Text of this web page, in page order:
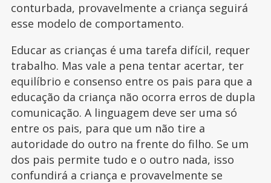
conturbada, provavelmente a criança seguirá
esse modelo de comportamento.
Educar as crianças é uma tarefa difícil, requer
trabalho. Mas vale a pena tentar acertar, ter
equilíbrio e consenso entre os pais para que a
educação da criança não ocorra erros de dupla
comunicação. A linguagem deve ser uma só
entre os pais, para que um não tire a
autoridade do outro na frente do filho. Se um
dos pais permite tudo e o outro nada, isso
confundirá a criança e provavelmente se